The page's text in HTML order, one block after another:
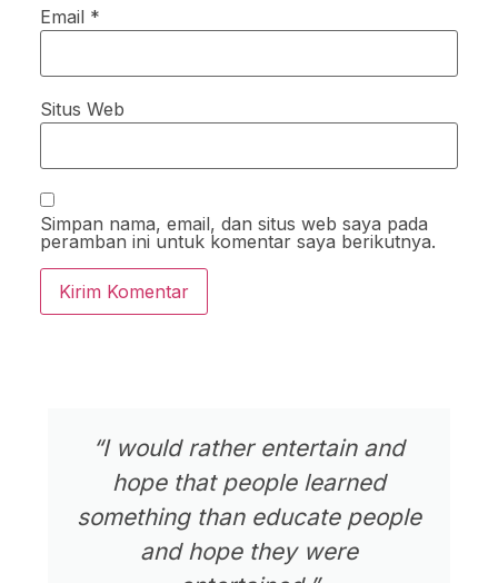
Email *
Situs Web
Simpan nama, email, dan situs web saya pada
peramban ini untuk komentar saya berikutnya.
“I would rather entertain and
hope that people learned
something than educate people
and hope they were